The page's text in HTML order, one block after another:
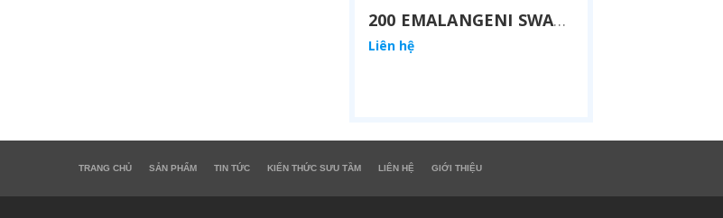
200 EMALANGENI SWAZILAND 2017
Liên hệ
TRANG CHỦ SẢN PHẨM TIN TỨC KIẾN THỨC SƯU TẦM LIÊN HỆ GIỚI THIỆU